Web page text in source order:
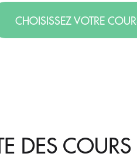
CHOISISSEZ VOTRE
DES